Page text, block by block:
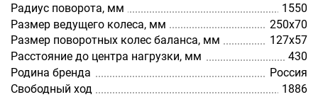
Радиус поворота, мм
1550
Размер ведущего колеса, мм
250х70
Размер поворотных колес баланса, мм
127х57
Расстояние до центра нагрузки, мм
430
Родина бренда
Россия
Свободный ход
1886